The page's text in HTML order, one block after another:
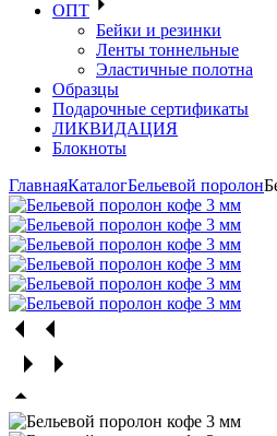
ОПТ
Бейки и резинки
Ленты тоннельные
Эластичные полотна
Образцы
Подарочные сертификаты
ЛИКВИДАЦИЯ
Блокноты
ГлавнаяКаталогБельевой поролон